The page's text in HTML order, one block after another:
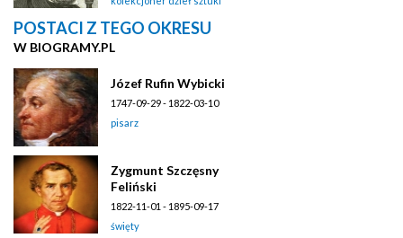
POSTACI Z TEGO OKRESU
W BIOGRAMY.PL
Józef Rufin Wybicki
1747-09-29 - 1822-03-10
pisarz
Zygmunt Szczęsny
Feliński
1822-11-01 - 1895-09-17
święty